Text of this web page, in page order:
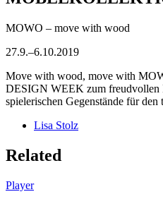
MOWO – move with wood
27.9.–6.10.2019
Move with wood, move with
DESIGN WEEK zum freudvollen
spielerischen Gegenstände für
Lisa Stolz
Related
Player